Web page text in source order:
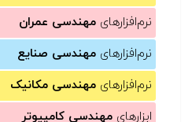
نرم‌افزارهای مهندسی عمران
نرم‌افزارهای مهندسی صنایع
نرم‌افزارهای مهندسی مکانیک
ابزارهای مهندسی کامپیوتر